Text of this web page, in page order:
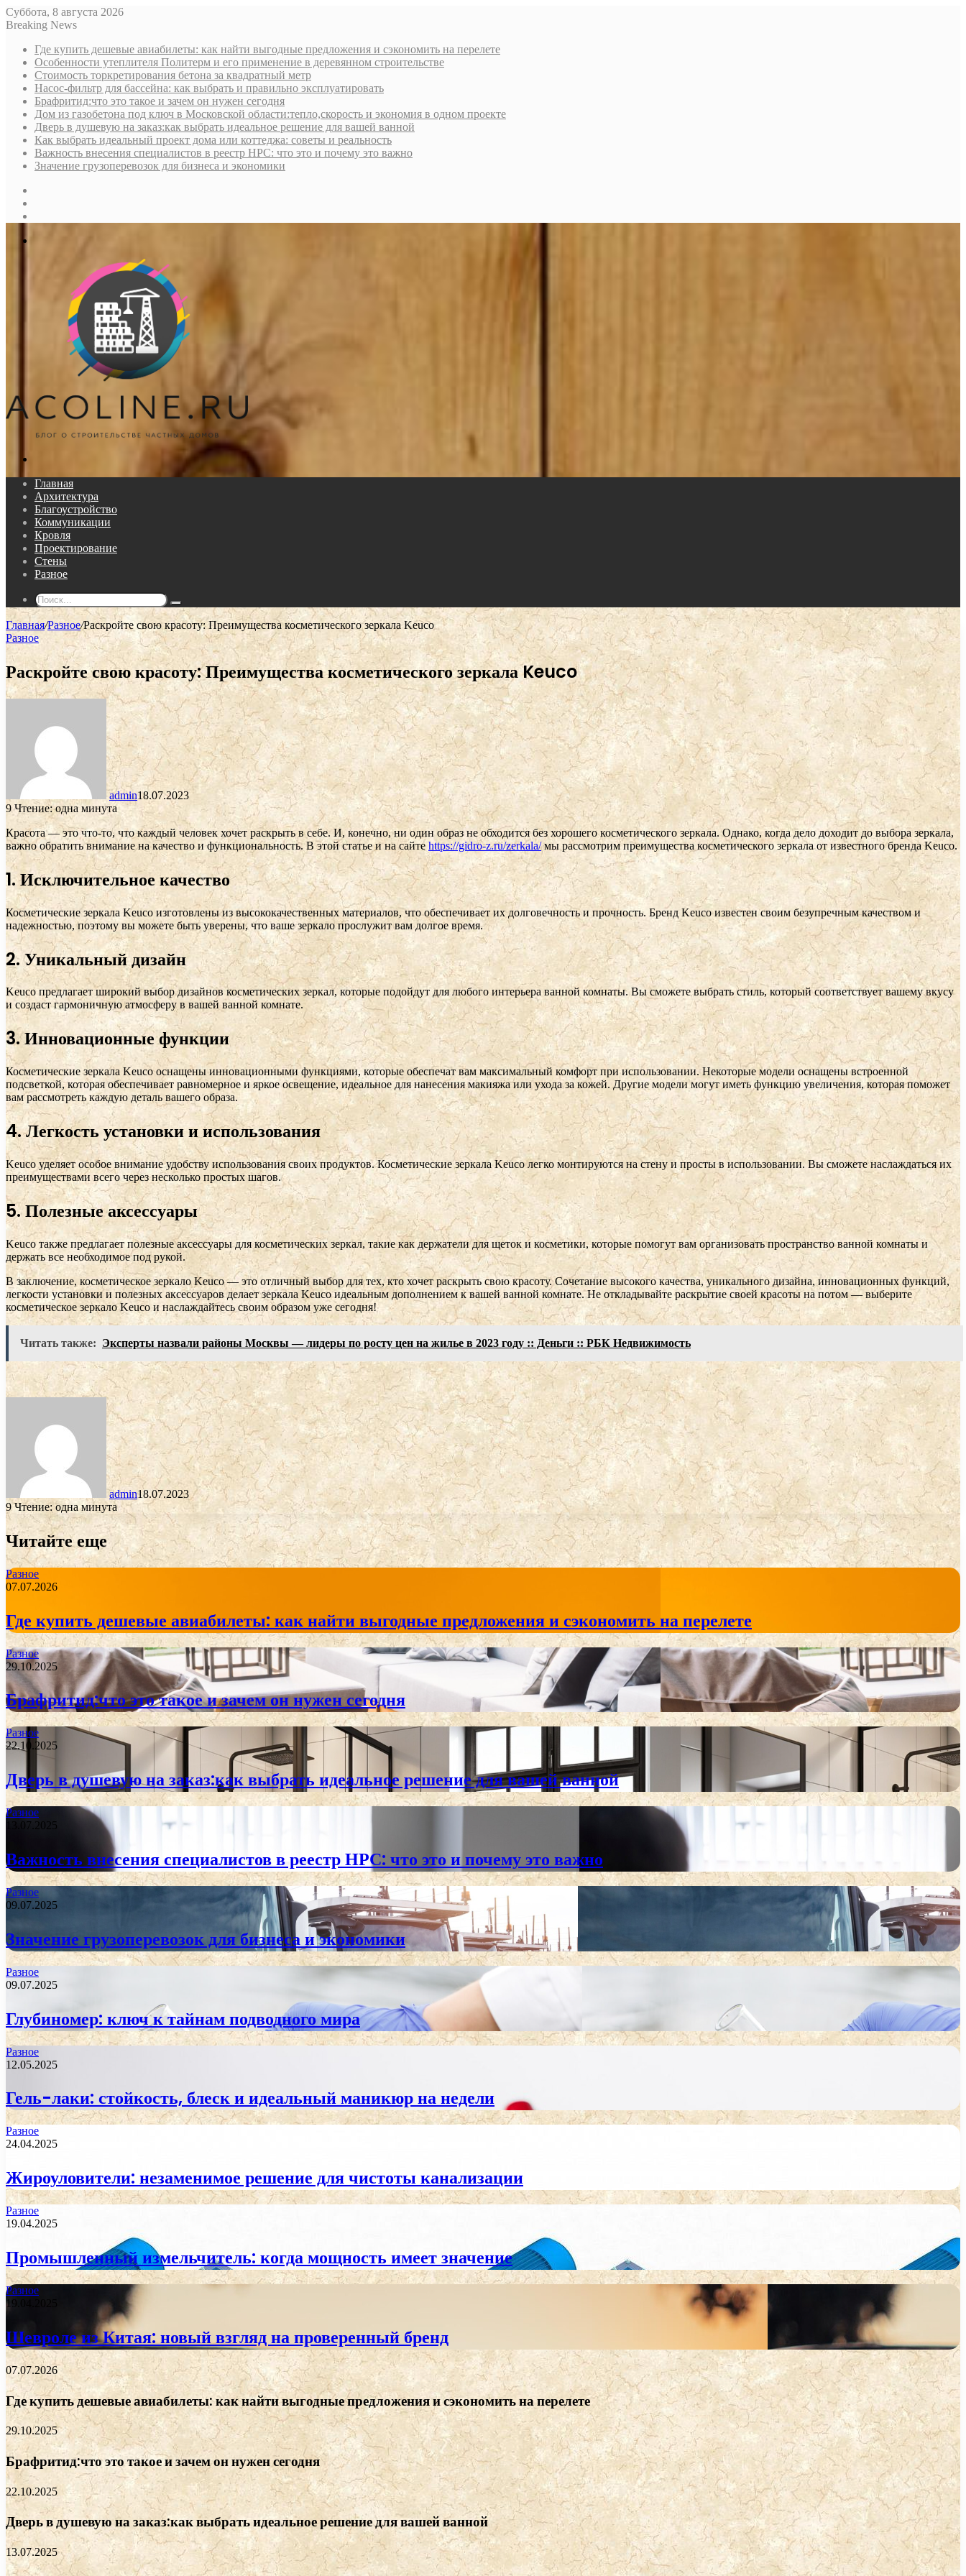
Суббота, 8 августа 2026
Breaking News
Где купить дешевые авиабилеты: как найти выгодные предложения и сэкономить на перелете
Особенности утеплителя Политерм и его применение в деревянном строительстве
Стоимость торкретирования бетона за квадратный метр
Насос-фильтр для бассейна: как выбрать и правильно эксплуатировать
Брафритид:что это такое и зачем он нужен сегодня
Дом из газобетона под ключ в Московской области:тепло,скорость и экономия в одном проекте
Дверь в душевую на заказ:как выбрать идеальное решение для вашей ванной
Как выбрать идеальный проект дома или коттеджа: советы и реальность
Важность внесения специалистов в реестр НРС: что это и почему это важно
Значение грузоперевозок для бизнеса и экономики
Главная
Архитектура
Благоустройство
Коммуникации
Кровля
Проектирование
Стены
Разное
Поиск...
Главная/Разное/Раскройте свою красоту: Преимущества косметического зеркала Keuco
Разное
Раскройте свою красоту: Преимущества косметического зеркала Keuco
admin18.07.2023
9Чтение: одна минута
Красота — это что-то, что каждый человек хочет раскрыть в себе. И, конечно, ни один образ не обходится без хорошего косметического зеркала. Однако, когда дело доходит до выбора зеркала,
важно обратить внимание на качество и функциональность. В этой статье и на сайте https://gidro-z.ru/zerkala/мы рассмотрим преимущества косметического зеркала от известного бренда Keuco.
1. Исключительное качество
Косметические зеркала Keuco изготовлены из высококачественных материалов, что обеспечивает их долговечность и прочность. Бренд Keuco известен своим безупречным качеством и
надежностью, поэтому вы можете быть уверены, что ваше зеркало прослужит вам долгое время.
2. Уникальный дизайн
Keuco предлагает широкий выбор дизайнов косметических зеркал, которые подойдут для любого интерьера ванной комнаты. Вы сможете выбрать стиль, который соответствует вашему вкусу
и создаст гармоничную атмосферу в вашей ванной комнате.
3. Инновационные функции
Косметические зеркала Keuco оснащены инновационными функциями, которые обеспечат вам максимальный комфорт при использовании. Некоторые модели оснащены встроенной
подсветкой, которая обеспечивает равномерное и яркое освещение, идеальное для нанесения макияжа или ухода за кожей. Другие модели могут иметь функцию увеличения, которая поможет
вам рассмотреть каждую деталь вашего образа.
4. Легкость установки и использования
Keuco уделяет особое внимание удобству использования своих продуктов. Косметические зеркала Keuco легко монтируются на стену и просты в использовании. Вы сможете наслаждаться их
преимуществами всего через несколько простых шагов.
5. Полезные аксессуары
Keuco также предлагает полезные аксессуары для косметических зеркал, такие как держатели для щеток и косметики, которые помогут вам организовать пространство ванной комнаты и
держать все необходимое под рукой.
В заключение, косметическое зеркало Keuco — это отличный выбор для тех, кто хочет раскрыть свою красоту. Сочетание высокого качества, уникального дизайна, инновационных функций,
легкости установки и полезных аксессуаров делает зеркала Keuco идеальным дополнением к вашей ванной комнате. Не откладывайте раскрытие своей красоты на потом — выберите
косметическое зеркало Keuco и наслаждайтесь своим образом уже сегодня!
Читать также: Эксперты назвали районы Москвы — лидеры по росту цен на жилье в 2023 году :: Деньги :: РБК Недвижимость
admin18.07.2023
9Чтение: одна минута
Читайте еще
Разное
07.07.2026
Где купить дешевые авиабилеты: как найти выгодные предложения и сэкономить на перелете
Разное
29.10.2025
Брафритид:что это такое и зачем он нужен сегодня
Разное
22.10.2025
Дверь в душевую на заказ:как выбрать идеальное решение для вашей ванной
Разное
13.07.2025
Важность внесения специалистов в реестр НРС: что это и почему это важно
Разное
09.07.2025
Значение грузоперевозок для бизнеса и экономики
Разное
09.07.2025
Глубиномер: ключ к тайнам подводного мира
Разное
12.05.2025
Гель-лаки: стойкость, блеск и идеальный маникюр на недели
Разное
24.04.2025
Жироуловители: незаменимое решение для чистоты канализации
Разное
19.04.2025
Промышленный измельчитель: когда мощность имеет значение
Разное
19.04.2025
Шевроле из Китая: новый взгляд на проверенный бренд
07.07.2026
Где купить дешевые авиабилеты: как найти выгодные предложения и сэкономить на перелете
29.10.2025
Брафритид:что это такое и зачем он нужен сегодня
22.10.2025
Дверь в душевую на заказ:как выбрать идеальное решение для вашей ванной
13.07.2025